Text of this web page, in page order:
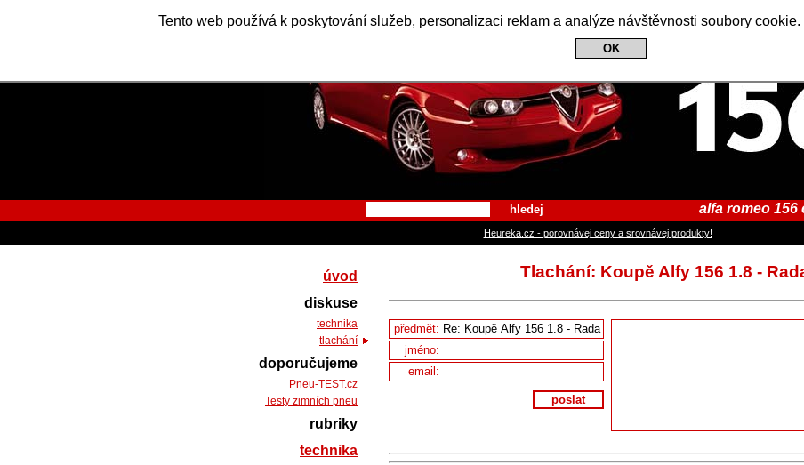
Tento web používá k poskytování služeb, personalizaci reklam a analýze návštěvnosti soubory
OK
Alfa Romeo 156 Club
hledej alfa romeo 156
Heureka.cz - porovnávej ceny a srovnávej produkty!
Tlachání: Koupě Alfy 156 1.8 -
předmět:
jméno:
email:
poslat
úvod
diskuse
technika
tlachání
doporučujeme
Pneu-TEST.cz
Testy zimních pneu
rubriky
technika